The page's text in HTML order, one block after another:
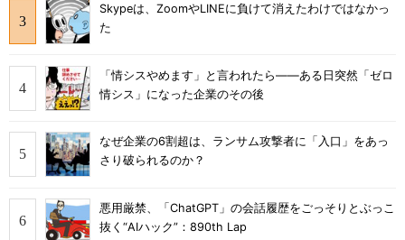
Skypeは、ZoomやLINEに負けて消えたわけではなかっ
た
「情シスやめます」と言われたら――ある日突然「ゼロ
情シス」になった企業のその後
なぜ企業の6割超は、ランサム攻撃者に「入口」をあっ
さり破られるのか？
悪用厳禁、「ChatGPT」の会話履歴をごっそりとぶっこ
抜く“AIハック”：890th Lap